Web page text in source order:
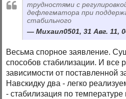
трудностями с
дефлегматора при
стабильного
Михаил0501, 31 Авг. 11,
Весьма спорное заявление.
способов стабилизации. И все
зависимости от поставленной
Навскидку два - легко
- стабилизация по